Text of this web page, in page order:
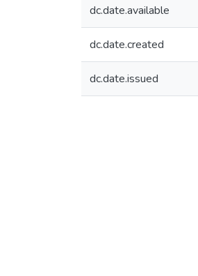
dc.date.available
dc.date.created
dc.date.issued